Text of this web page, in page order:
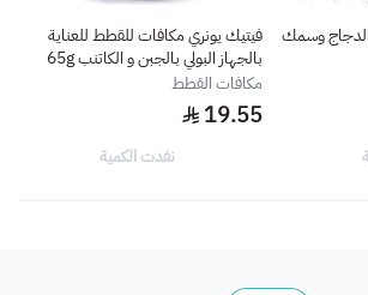
وسمك
فيتيك يونري مكافات للقطط للعناية
بالجهاز البولي بالجبن و الكاتنب 65g
مكافات القطط
19.55
نفدت الكمية